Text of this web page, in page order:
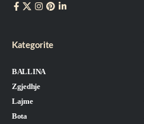
Kategorite
BALLINA
Zgjedhje
Lajme
Bota